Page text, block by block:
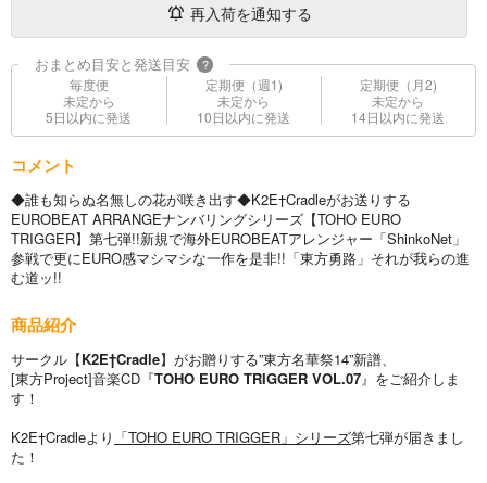
再入荷を通知する
おまとめ目安と発送目安 ?
毎度便
未定から
5日以内に発送
定期便（週1)
未定から
10日以内に発送
定期便（月2)
未定から
14日以内に発送
コメント
◆誰も知らぬ名無しの花が咲き出す◆K2E†Cradleがお送りする
EUROBEAT ARRANGEナンバリングシリーズ【TOHO EURO
TRIGGER】第七弾!!新規で海外EUROBEATアレンジャー「ShinkoNet」
参戦で更にEURO感マシマシな一作を是非!!「東方勇路」それが我らの進
む道ッ!!
商品紹介
サークル【K2E†Cradle】がお贈りする”東方名華祭14”新譜、
[東方Project]音楽CD『TOHO EURO TRIGGER VOL.07』をご紹介しま
す！
K2E†Cradleより 「TOHO EURO TRIGGER」シリーズ第七弾が届きまし
た！